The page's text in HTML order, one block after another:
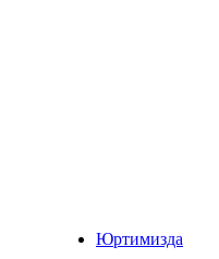
Юртимизда